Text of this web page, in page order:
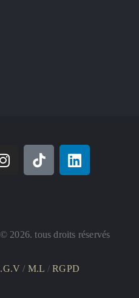
2026. tous droits réservés
/ M.L /RGPD